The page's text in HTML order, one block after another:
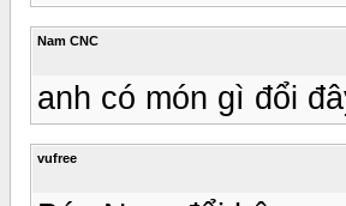
Nam CNC
anh có món gì đổi
vufree